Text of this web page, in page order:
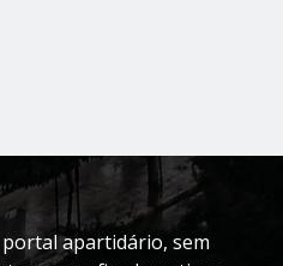
apartidário, sem